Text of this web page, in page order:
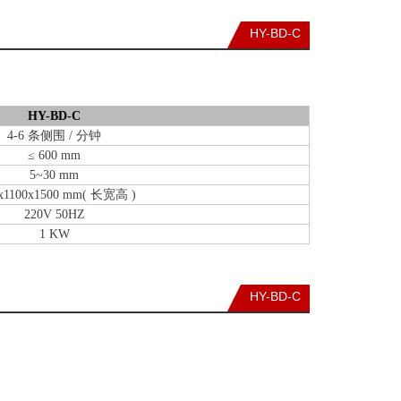
HY-BD-C
HY-BD-C
4-6 条侧围 / 分钟
≤ 600 mm
5~30 mm
mm( 长宽高 )
220V 50HZ
1 KW
HY-BD-C